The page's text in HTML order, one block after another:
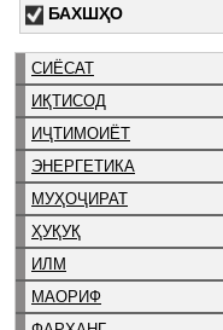
БАХШҲО
СИЁСАТ
ИҚТИСОД
ИҶТИМОИЁТ
ЭНЕРГЕТИКА
МУҲОҶИРАТ
ҲУҚУҚ
ИЛМ
МАОРИФ